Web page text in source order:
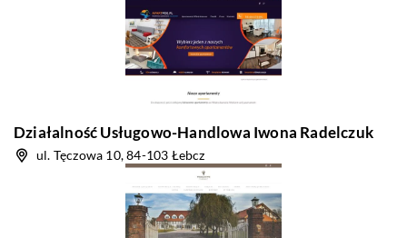
Działalność Usługowo-Handlowa Iwona Radelczuk
ul. Tęczowa 10, 84-103 Łebcz